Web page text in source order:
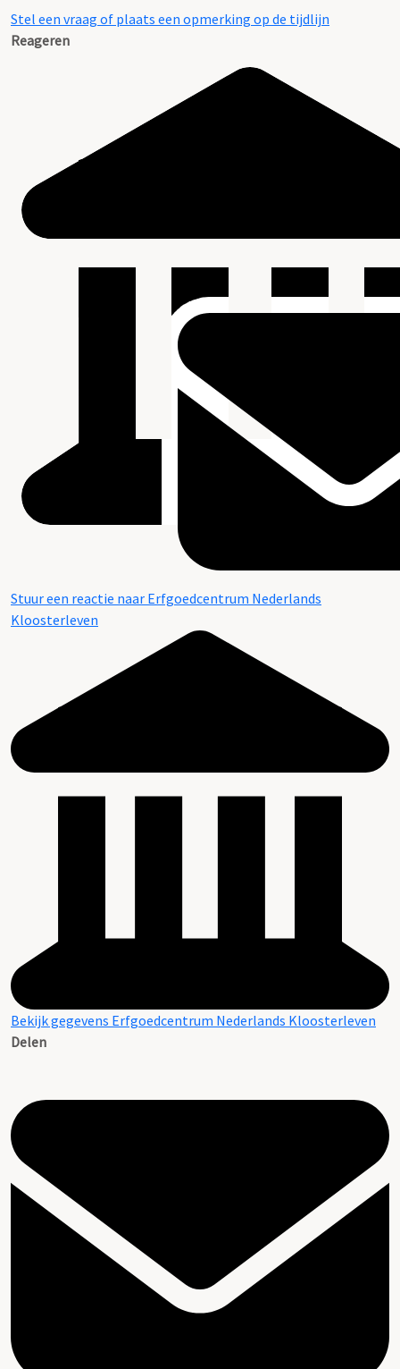
Stel een vraag of plaats een opmerking op de tijdlijn
Reageren
Stuur een reactie naar Erfgoedcentrum Nederlands
Kloosterleven
Bekijk gegevens Erfgoedcentrum Nederlands Kloosterleven
Delen